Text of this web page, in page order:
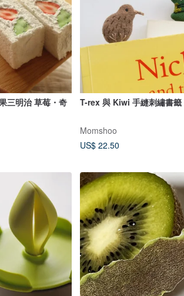
三明治 草莓・奇
T-rex 與 Kiwi 手縫刺繡書籤
Momshoo
US$ 22.50